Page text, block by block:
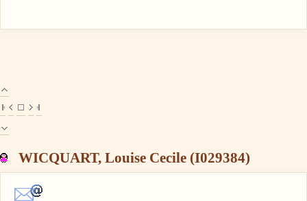
WICQUART, Louise Cecile (I029384)